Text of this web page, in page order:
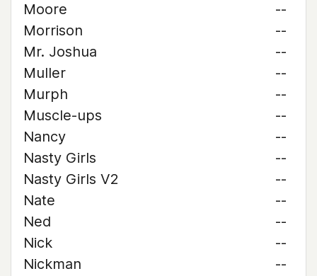
Moore
--
Morrison
--
Mr. Joshua
--
Muller
--
Murph
--
Muscle-ups
--
Nancy
--
Nasty Girls
--
Nasty Girls V2
--
Nate
--
Ned
--
Nick
--
Nickman
--